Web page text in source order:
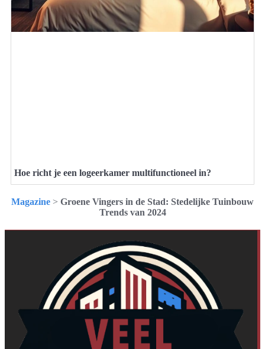
Hoe richt je een logeerkamer multifunctioneel in?
Magazine > Groene Vingers in de Stad: Stedelijke Tuinbouw
Trends van 2024